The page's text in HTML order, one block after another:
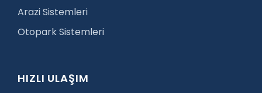
Arazi Sistemleri
Otopark Sistemleri
HIZLI ULAŞIM